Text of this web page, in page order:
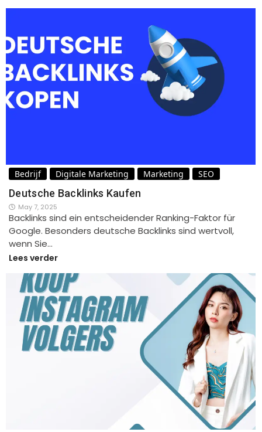
Bedrijf Digitale Marketing Marketing SEO
Deutsche Backlinks Kaufen
May 7, 2025
Backlinks sind ein entscheidender Ranking-Faktor für
Google. Besonders deutsche Backlinks sind wertvoll,
wenn Sie…
Lees verder